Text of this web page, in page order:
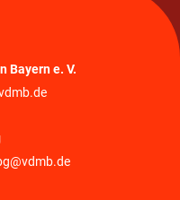
Bayern e. V.